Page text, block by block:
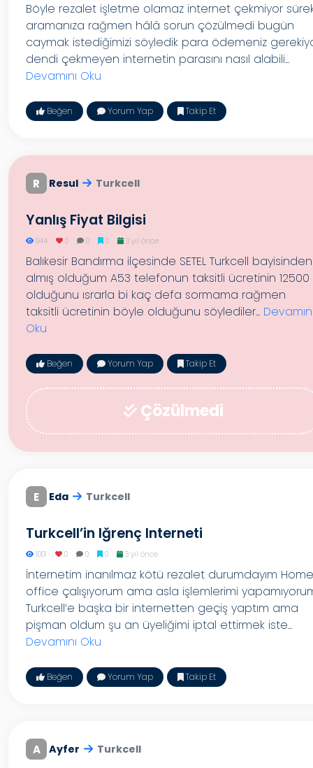
Böyle rezalet işletme olamaz internet çekmiyor
aramanıza rağmen hâlâ sorun çözülmedi bugün
caymak istediğimizi söyledik para ödemeniz
dendi çekmeyen internetin parasını nasıl alabili...
Devamını Oku
Beğen Yorum Yap Takip Et
R Resul Turkcell
Yanlış Fiyat Bilgisi
944 0 0 0 3 yıl önce
Balıkesir Bandırma ilçesinde SETEL Turkcell bayisinden
almış olduğum A53 telefonun taksitli ücretinin 12500
olduğunu ısrarla bi kaç defa sormama rağmen
taksitli ücretinin böyle olduğunu söylediler...
Oku
Beğen Yorum Yap Takip Et
Çözülmedi
E Eda Turkcell
Turkcell’in Iğrenç Interneti
1001 0 0 0 3 yıl önce
İnternetim inanılmaz kötü rezalet durumdayım Home
office çalışıyorum ama asla işlemlerimi
Turkcell’e başka bir internetten geçiş yaptım ama
pişman oldum şu an üyeliğimi iptal ettirmek iste...
Devamını Oku
Beğen Yorum Yap Takip Et
A Ayfer Turkcell